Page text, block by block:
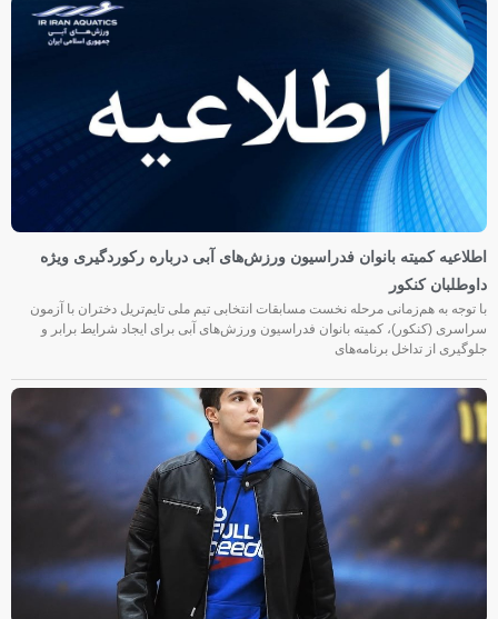
اطلاعیه کمیته بانوان فدراسیون ورزش‌های آبی درباره رکوردگیری ویژه
داوطلبان کنکور
با توجه به هم‌زمانی مرحله نخست مسابقات انتخابی تیم ملی تایم‌تریل دختران با آزمون
سراسری (کنکور)، کمیته بانوان فدراسیون ورزش‌های آبی برای ایجاد شرایط برابر و
جلوگیری از تداخل برنامه‌های